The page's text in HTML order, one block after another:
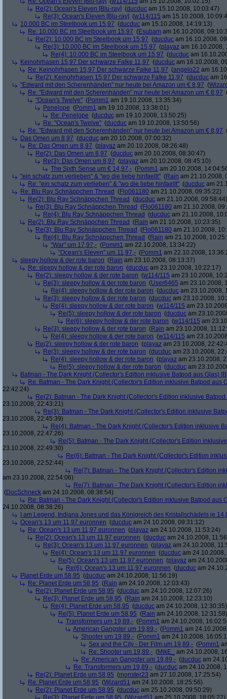
Re(2): Ocean's Eleven [Blu-ray] (ducduc am 15.10.2008, 10:03:47)
Re(3): Ocean's Eleven [Blu-ray] (w114/115 am 15.10.2008,
10.000 BC im Steelbook um 15,97 (ducduc am 15.10.2008, 14:19:13)
Re: 10.000 BC im Steelbook um 15,97 (Esubam am 16.10.2008,
Re(2): 10.000 BC im Steelbook um 15,97 (ducduc am 16.10.2008,
Re(3): 10.000 BC im Steelbook um 15,97 (playaz am 16.10.2008,
Re(4): 10.000 BC im Steelbook um 15,97 (ducduc am
Keinohrhasen 15,97 Der schwarze Falke 11,97 (ducduc am 16.10.2008,
Re: Keinohrhasen 15,97 Der schwarze Falke 11,97 (angelo22 am
Re(2): Keinohrhasen 15,97 Der schwarze Falke 11,97 (ducduc am
"Edward mit den Scherenhänden" nur heute bei Amazon um € 8,97 (
Re: "Edward mit den Scherenhänden" nur heute bei Amazon um € 8,97
"Ocean's Twelve" (Pomm1 am 19.10.2008, 13:35:34)
Penelope (Pomm1 am 19.10.2008, 13:38:01)
Re: Penelope (ducduc am 19.10.2008, 13:50:25)
Re: "Ocean's Twelve" (ducduc am 19.10.2008, 13:50:56)
Re: "Edward mit den Scherenhänden" nur heute bei Amazon um € 8,97
Das Omen um 8,97 (ducduc am 20.10.2008, 07:00:32)
Re: Das Omen um 8,97 (playaz am 20.10.2008, 08:26:48)
Re(2): Das Omen um 8,97 (ducduc am 20.10.2008, 08:30:47)
Re(3): Das Omen um 8,97 (playaz am 20.10.2008, 08:45:10)
The Sixth Sense um € 14,97,- (Pomm1 am 20.10.2008,
"ein schatz zum verlieben" & "wo die liebe hinfaellt" (Rain am 21.10.2008,
Re: "ein schatz zum verlieben" & "wo die liebe hinfaellt" (ducduc am
Re: Blu Ray Schnäppchen Thread (Flo061180 am 21.10.2008, 09:35:22)
Re(2): Blu Ray Schnäppchen Thread (ducduc am 21.10.2008, 09:58:44)
Re(3): Blu Ray Schnäppchen Thread (Flo061180 am 21.10.2008,
Re(4): Blu Ray Schnäppchen Thread (ducduc am 21.10.2008,
Re(2): Blu Ray Schnäppchen Thread (Rain am 21.10.2008, 10:23:35)
Re(3): Blu Ray Schnäppchen Thread (Flo061180 am 21.10.2008,
Re(4): Blu Ray Schnäppchen Thread (Rain am 21.10.2008,
"War" um 17,97,- (Pomm1 am 22.10.2008, 13:34:22)
"Ocean's Eleven" um 11,97,- (Pomm1 am 22.10.2008,
sleepy hollow & der rote baron (Rain am 23.10.2008, 08:13:37)
Re: sleepy hollow & der rote baron (ducduc am 23.10.2008, 10:22:17)
Re(2): sleepy hollow & der rote baron (w114/115 am 23.10.2008,
Re(3): sleepy hollow & der rote baron (User6465 am 23.10.2008,
Re(4): sleepy hollow & der rote baron (ducduc am 23.10.2008,
Re(3): sleepy hollow & der rote baron (ducduc am 23.10.2008,
Re(4): sleepy hollow & der rote baron (w114/115 am
Re(5): sleepy hollow & der rote baron (ducduc am
Re(6): sleepy hollow & der rote baron (w114/115 am
Re(3): sleepy hollow & der rote baron (Rain am 23.10.2008,
Re(4): sleepy hollow & der rote baron (w114/115 am
Re(2): sleepy hollow & der rote baron (playaz am 23.10.2008,
Re(3): sleepy hollow & der rote baron (ducduc am 23.10.2008,
Re(4): sleepy hollow & der rote baron (playaz am 23.10.2008,
Re(5): sleepy hollow & der rote baron (ducduc am
Batman - The Dark Knight (Collector's Edition inklusive Batpod aus Glas)
Re: Batman - The Dark Knight (Collector's Edition inklusive Batpod aus
22:42:24)
Re(2): Batman - The Dark Knight (Collector's Edition inklusive
23.10.2008, 22:43:21)
Re(3): Batman - The Dark Knight (Collector's Edition inklusive
23.10.2008, 22:45:39)
Re(4): Batman - The Dark Knight (Collector's Edition inklusive
23.10.2008, 22:47:26)
Re(5): Batman - The Dark Knight (Collector's Edition
23.10.2008, 22:49:30)
Re(6): Batman - The Dark Knight (Collector's Edition
23.10.2008, 22:52:44)
Re(7): Batman - The Dark Knight (Collector's Edition
am 23.10.2008, 22:54:06)
Re(7): Batman - The Dark Knight (Collector's Edition
(DocSchneck am 24.10.2008, 08:38:54)
Re: Batman - The Dark Knight (Collector's Edition inklusive Batpod aus
24.10.2008, 08:38:26)
I am Legend, Indiana Jones und das Königreich des Kristallschädels je
Ocean's 13 um 11,97 euronnen (ducduc am 24.10.2008, 09:31:12)
Re: Ocean's 13 um 11,97 euronnen (playaz am 24.10.2008, 11:53:24)
Re(2): Ocean's 13 um 11,97 euronnen (ducduc am 24.10.2008,
Re(3): Ocean's 13 um 11,97 euronnen (playaz am 24.10.2008,
Re(4): Ocean's 13 um 11,97 euronnen (ducduc am
Re(5): Ocean's 13 um 11,97 euronnen (playaz am
Re(6): Ocean's 13 um 11,97 euronnen (ducduc am
Planet Erde um 58,95 (ducduc am 24.10.2008, 11:56:19)
Re: Planet Erde um 58,95 (Rain am 24.10.2008, 12:03:43)
Re(2): Planet Erde um 58,95 (ducduc am 24.10.2008, 12:07:26)
Re(3): Planet Erde um 58,95 (Rain am 24.10.2008, 12:23:10)
Re(4): Planet Erde um 58,95 (ducduc am 24.10.2008, 12:30:35)
Re(5): Planet Erde um 58,95 (Rain am 24.10.2008, 12:31:58)
Transformers um 19,89,- (Pomm1 am 24.10.2008,
American Gangster um 19,89,- (Pomm1 am
Shooter um 19,89,- (Pomm1 am 24.10.2008,
Sex and the City - Der Film um 19,89,- (Pomm1
Re: Shooter um 19,89,- (MikE_
am 24.10.2008,
Re: American Gangster um 19,89,- (ducduc am
Re: Transformers um 19,89,- (ducduc am 24.10.2008,
Re(2): Planet Erde um 58,95 (monster23 am 27.10.2008, 17:25:54)
Re: Planet Erde um 58,95 (Wizard51 am 24.10.2008, 18:25:56)
Re(2): Planet Erde um 58,95 (ducduc am 25.10.2008, 09:50:29)
Re(3): Planet Erde um 58,95 (Wizard51 am 25.10.2008, 18:05:22)